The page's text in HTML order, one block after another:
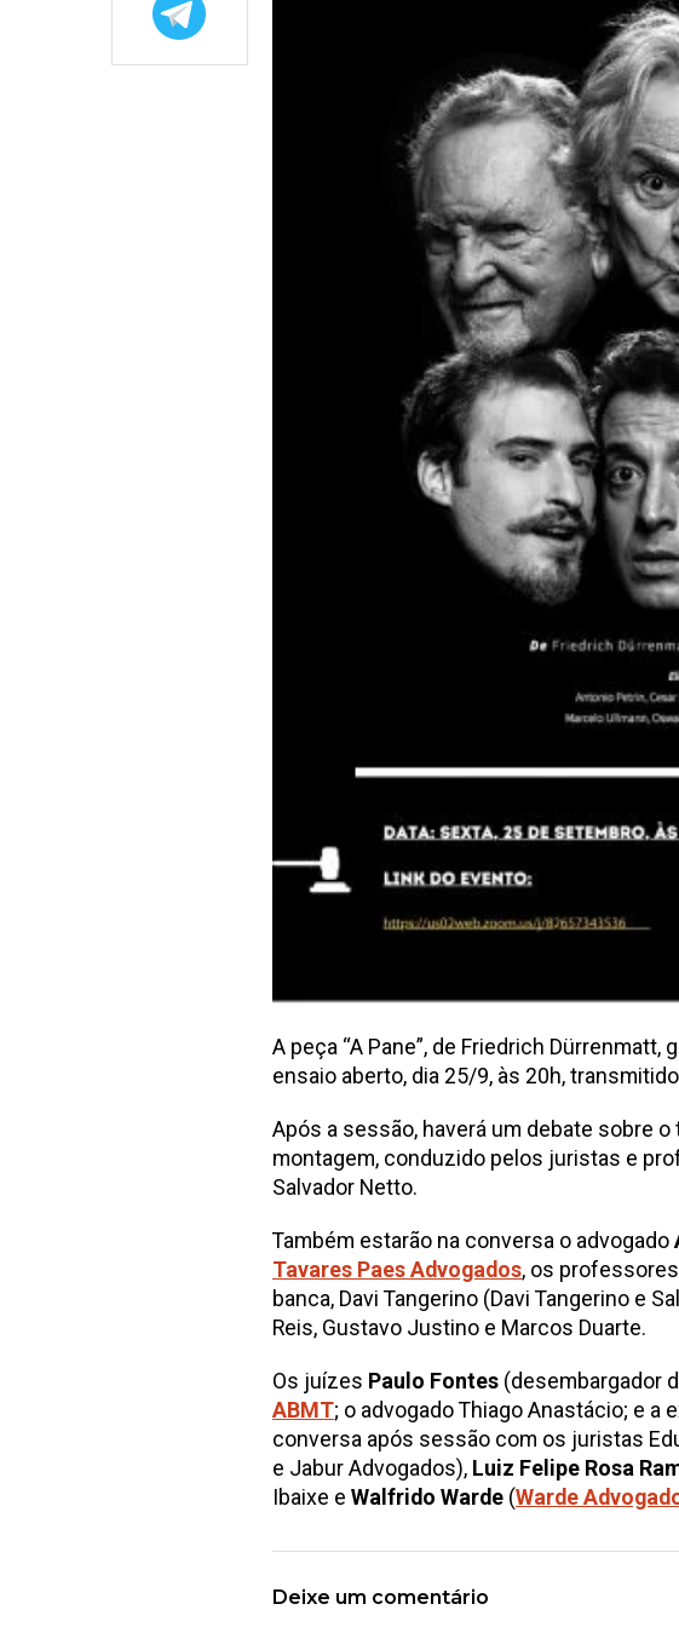
A peça “A Pane”, de Friedrich
ensaio aberto, dia 25/9, às 20h,
Após a sessão, haverá um debate sobre
montagem, conduzido pelos juristas e
Salvador Netto.
Também estarão na conversa o advogado
Tavares Paes Advogados, os professores
banca, Davi Tangerino (Davi Tangerino e
Reis, Gustavo Justino e Marcos Duarte.
Os juízes Paulo Fontes (desembargador
ABMT; o advogado Thiago Anastácio; e a
conversa após sessão com os juristas
e Jabur Advogados), Luiz Felipe Rosa
Ibaixe e Walfrido Warde (Warde
Deixe um comentário